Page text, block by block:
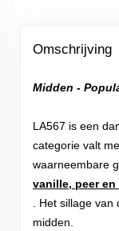
Omschrijving
Midden -
LA567 is een
categorie valt
waarneembare
vanille, peer
. Het sillage
midden.